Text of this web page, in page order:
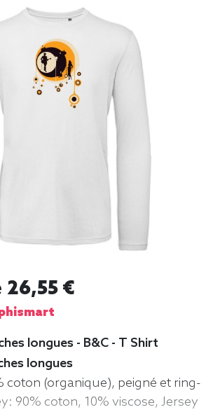
26,55 €
longues - B&C - T Shirt
longues
coton (organique), peigné et ring-
90% coton, 10% viscose, Jersey